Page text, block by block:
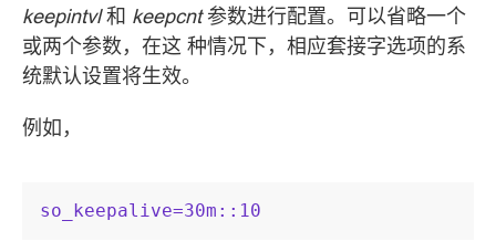
keepintvl和 keepcnt参数进行配置。可以省略一个
或两个参数，在这 种情况下，相应套接字选项的系
统默认设置将生效。
例如，
so_keepalive=30m::10